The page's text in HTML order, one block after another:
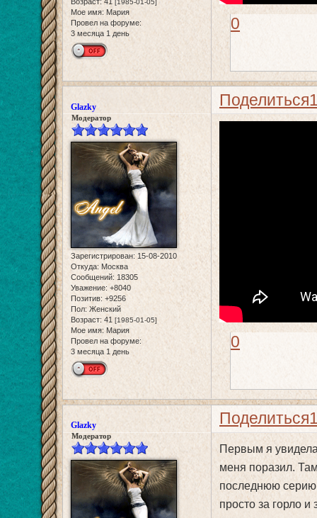
[1985-01-05]
Мое имя: Мария
Провел на форуме:
3 месяца 1 день
0
Поделиться
Glazky
Модератор
Зарегистрирован: 15-08-2010
Откуда: Москва
Сообщений: 18305
Уважение: +8040
Позитив: +9256
Пол: Женский
Возраст: 41 [1985-01-05]
Мое имя: Мария
Провел на форуме:
3 месяца 1 день
0
Поделиться
Glazky
Модератор
Первым я
меня поразил.
последнюю серию
просто за горло